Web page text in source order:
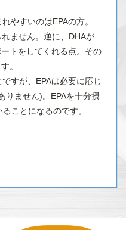
やすいのはEPAの方。
ません。逆に、DHAが
トをしてくれる点。その
。
すが、EPAは必要に応じ
りません)。EPAを十分摂
ことになるのです。